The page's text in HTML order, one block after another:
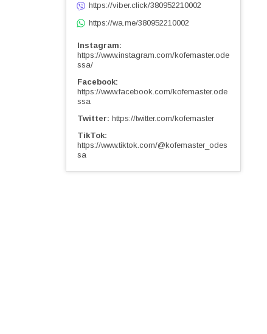
https://viber.click/380952210002
https://wa.me/380952210002
Instagram
https://www.instagram.com/kofemaster.ode
ssa/
Facebook
https://www.facebook.com/kofemaster.ode
ssa
Twitter https://twitter.com/kofemaster
TikTok
https://www.tiktok.com/@kofemaster_odes
sa